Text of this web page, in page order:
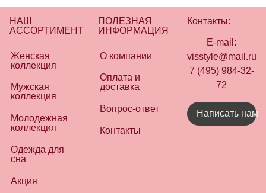
НАШ
АССОРТИМЕНТ
Женская
коллекция
Мужская
коллекция
Молодежная
коллекция
Одежда для
сна
Акция
ПОЛЕЗНАЯ
ИНФОРМАЦИЯ
О компании
Оплата и
доставка
Вопрос-ответ
Контакты
Контакты:
E-mail:
visstyle@mail.ru
7 (495) 984-32-
72
Написать нам